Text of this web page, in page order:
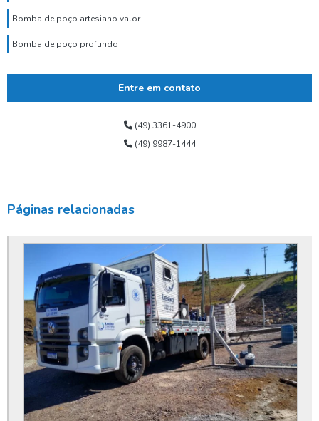
Bomba de poço artesiano valor
Bomba de poço profundo
Bomba submersa alta vazão
Bomba submersa para poço artesiano
Bomba submersa para poço profundo
Bomba submersa valor
Bomba submersível para poço
Conserto de bomba submersa
Conserto de poço
Conserto de poço artesiano
Entre em contato
(49) 3361-4900
(49) 9987-1444
Páginas relacionadas